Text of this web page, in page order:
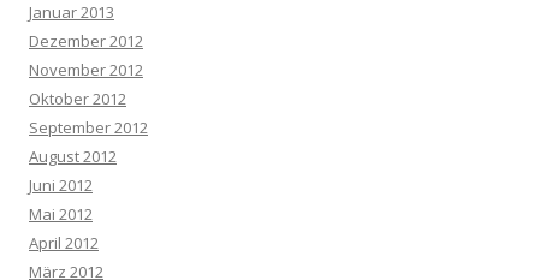
Januar 2013
Dezember 2012
November 2012
Oktober 2012
September 2012
August 2012
Juni 2012
Mai 2012
April 2012
März 2012